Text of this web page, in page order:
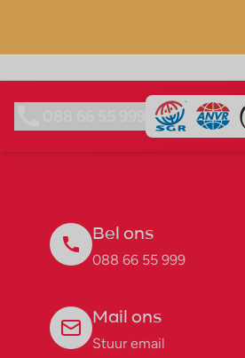
Bel ons
088 66 55 999
Mail ons
Stuur email